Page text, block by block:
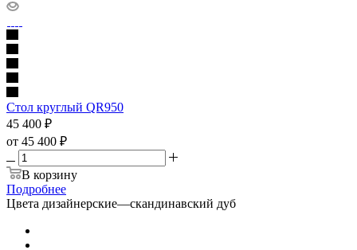
Стол круглый QR950
45 400 ₽
от 45 400 ₽
В корзину
Подробнее
Цвета дизайнерские—скандинавский дуб